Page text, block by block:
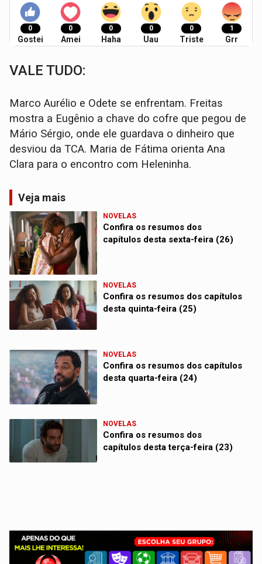
0
Gostei
0
Amei
0
Haha
0
Uau
0
Triste
1
Grr
VALE TUDO:
Marco Aurélio e Odete se enfrentam. Freitas
mostra a Eugênio a chave do cofre que pegou de
Mário Sérgio, onde ele guardava o dinheiro que
desviou da TCA. Maria de Fátima orienta Ana
Clara para o encontro com Heleninha.
Veja mais
NOVELAS
Confira os resumos dos
capítulos desta sexta-feira (26)
NOVELAS
Confira os resumos dos capítulos
desta quinta-feira (25)
NOVELAS
Confira os resumos dos capítulos
desta quarta-feira (24)
NOVELAS
Confira os resumos dos
capítulos desta terça-feira (23)